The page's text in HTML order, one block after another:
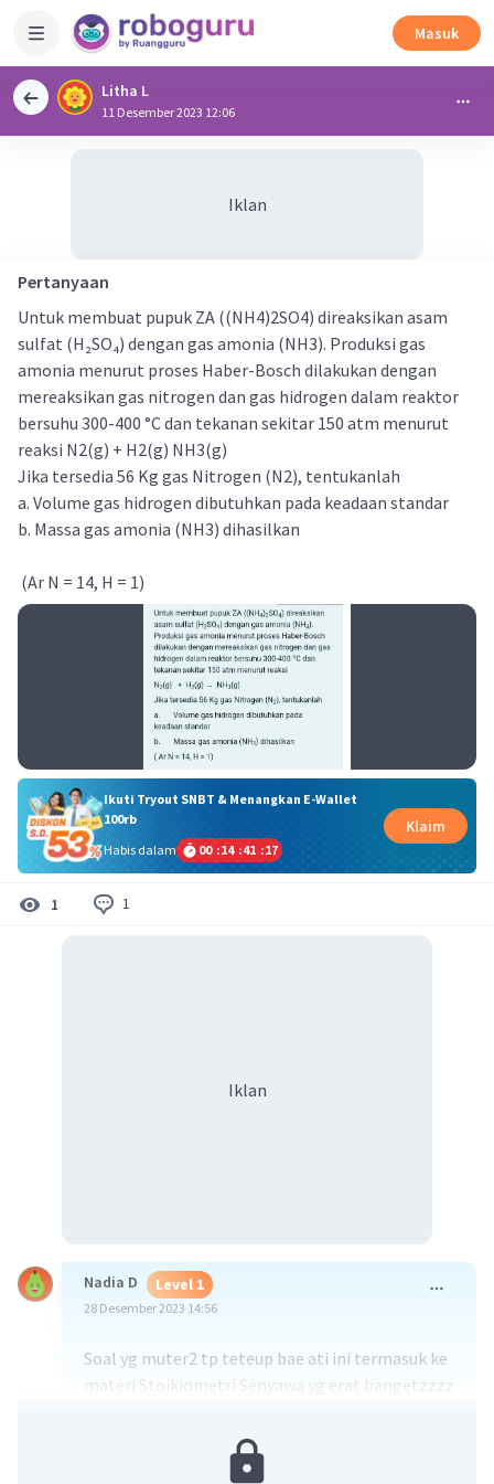
Masuk
Litha L
11 Desember 2023 12:06
Iklan
Pertanyaan
Untuk membuat pupuk ZA ((NH4)2SO4) direaksikan asam
sulfat (H₂SO₄) dengan gas amonia (NH3). Produksi gas
amonia menurut proses Haber-Bosch dilakukan dengan
mereaksikan gas nitrogen dan gas hidrogen dalam reaktor
bersuhu 300-400 °C dan tekanan sekitar 150 atm menurut
reaksi N2(g) + H2(g) NH3(g)
Jika tersedia 56 Kg gas Nitrogen (N2), tentukanlah
a. Volume gas hidrogen dibutuhkan pada keadaan standar
b. Massa gas amonia (NH3) dihasilkan
(Ar N = 14, H = 1)
Ikuti Tryout SNBT & Menangkan E-Wallet
100rb
Habis dalam
00 :14 :41 :16
Klaim
1 1
Iklan
Nadia D Level 1
28 Desember 2023 14:56
Soal yg muter2 tp teteup bae ati ini termasuk ke
materi Stoikiometri Senyawa yg erat bangetzzzz
disiapin dulu catetannya terkait materi yg
dibutuhkan yeeee,, biar bs dianalisa dulu pake